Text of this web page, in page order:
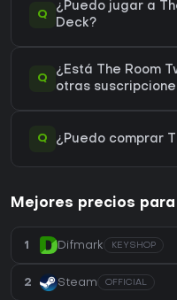
Q
¿Puedo jugar a
Deck?
Q
¿Está The Room
otras
Q ¿Puedo comprar
Mejores precios para
1 Difmark KEYSHOP
2 Steam OFFICIAL